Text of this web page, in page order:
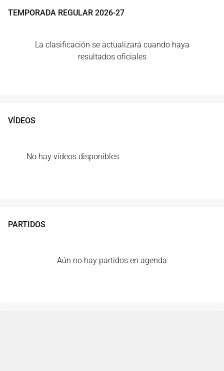
TEMPORADA REGULAR 2026-27
La clasificación se actualizará cuando haya
resultados oficiales
VÍDEOS
No hay vídeos disponibles
PARTIDOS
Aún no hay partidos en agenda